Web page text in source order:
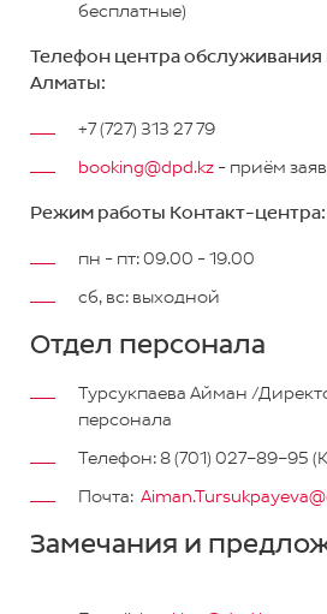
бесплатные)
Телефон центра обслуживания
Алматы:
+7 (727) 313 27 79
booking@dpd.kz - приём
Режим работы Контакт-центра:
пн - пт: 09.00 - 19.00
сб, вс: выходной
Отдел персонала
Турсукпаева Айман /
персонала
Телефон: 8 (701) 027–89–95
Почта:
Замечания и